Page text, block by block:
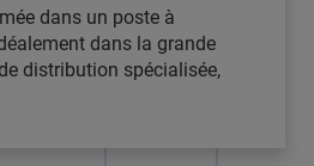
dans un poste à
dans la grande
distribution spécialisée,